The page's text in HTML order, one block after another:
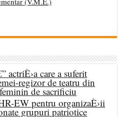
actriÈ›a care a suferit
regizor de teatru din
de sacrificiu
EW pentru organizaÈ›ii
grupuri patriotice